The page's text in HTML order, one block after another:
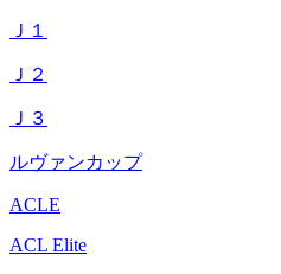
Ｊ１
Ｊ２
Ｊ３
ルヴァンカップ
ACLE
ACL Elite